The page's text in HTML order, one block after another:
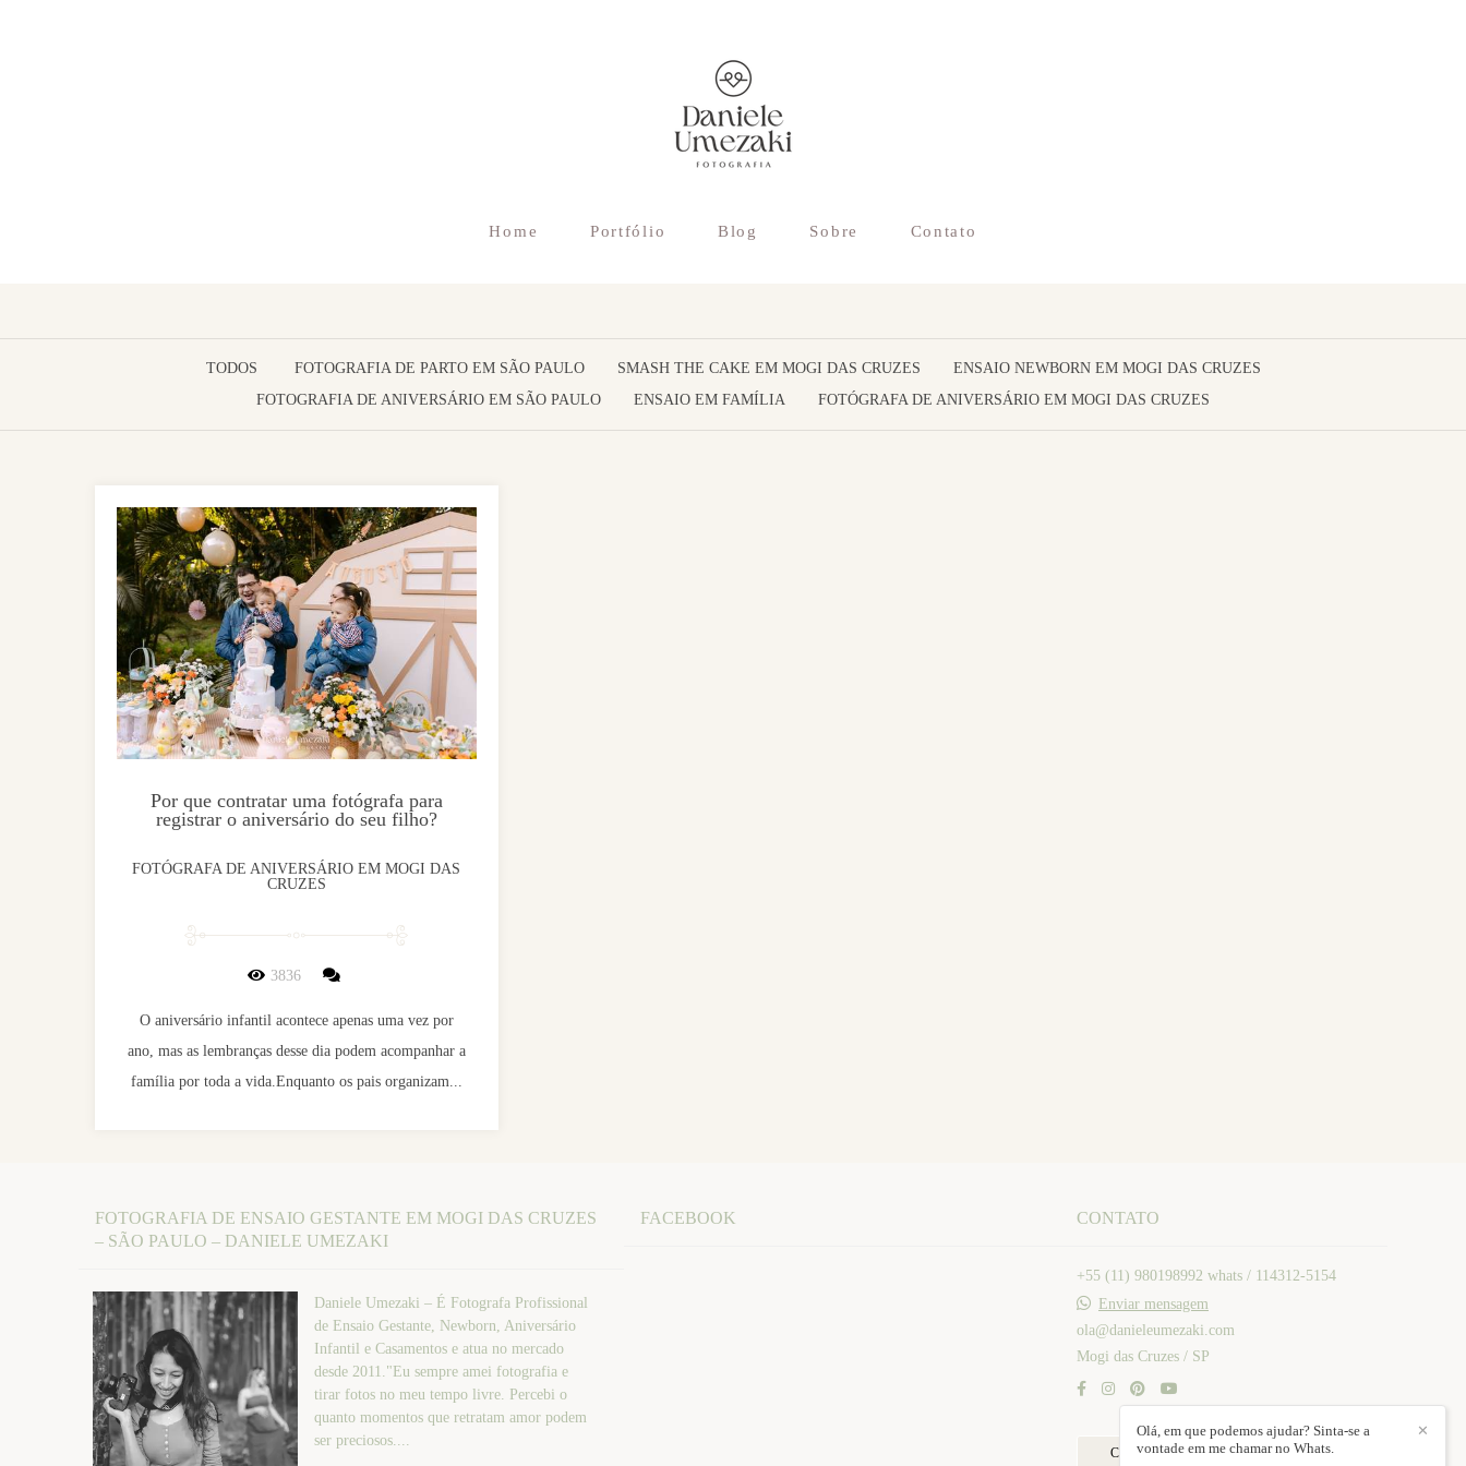
Home Portfólio Blog Sobre Contato
TODOS FOTOGRAFIA DE PARTO EM SÃO PAULO SMASH THE CAKE EM MOGI DAS CRUZES
ENSAIO NEWBORN EM MOGI DAS CRUZES
FOTOGRAFIA DE ANIVERSÁRIO EM SÃO PAULO
ENSAIO EM FAMÍLIA FOTÓGRAFA DE ANIVERSÁRIO EM MOGI DAS CRUZES
Por que contratar uma fotógrafa para
registrar o aniversário do seu filho?
FOTÓGRAFA DE ANIVERSÁRIO EM MOGI DAS
CRUZES
3836
O aniversário infantil acontece apenas uma vez por
ano, mas as lembranças desse dia podem acompanhar a
família por toda a vida.Enquanto os pais organizam...
FOTOGRAFIA DE ENSAIO GESTANTE EM MOGI DAS CRUZES
– SÃO PAULO – DANIELE UMEZAKI
Daniele Umezaki – É Fotografa Profissional
de Ensaio Gestante, Newborn, Aniversário
Infantil e Casamentos e atua no mercado
desde 2011."Eu sempre amei fotografia e
tirar fotos no meu tempo livre. Percebi o
quanto momentos que retratam amor podem
ser preciosos....
FACEBOOK CONTATO
+55 (11) 980198992 whats / 114312-5154
Enviar mensagem
ola@danieleumezaki.com
Mogi das Cruzes / SP
Contato
✕
Olá, em que podemos ajudar? Sinta-se a
vontade em me chamar no Whats.